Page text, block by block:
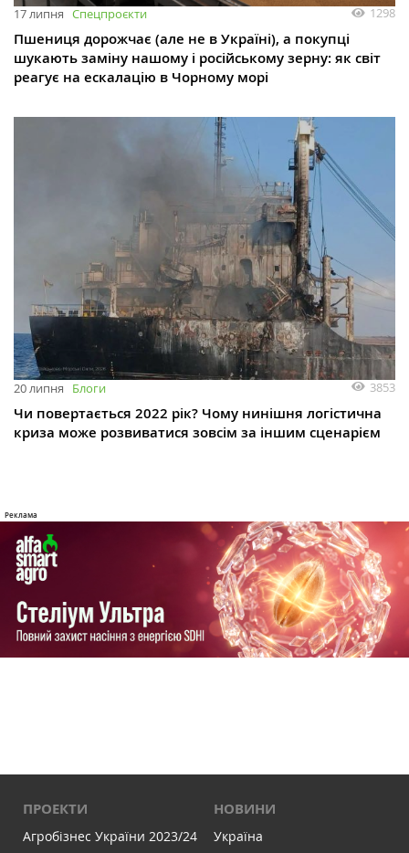
17 липня Спецпроєкти 1298
Пшениця дорожчає (але не в Україні), а покупці
шукають заміну нашому і російському зерну: як світ
реагує на ескалацію в Чорному морі
20 липня Блоги 3853
Чи повертається 2022 рік? Чому нинішня логістична
криза може розвиватися зовсім за іншим сценарієм
ПРОЕКТИ
Агробізнес України 2023/24
НОВИНИ
Україна